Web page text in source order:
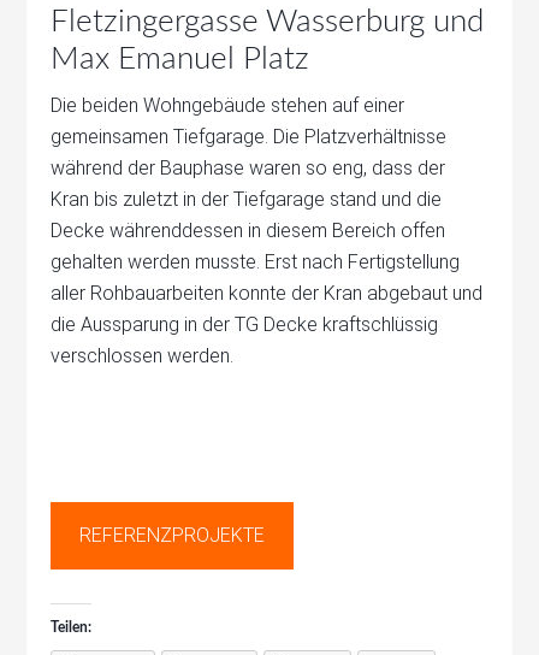
Fletzingergasse Wasserburg und
Max Emanuel Platz
Die beiden Wohngebäude stehen auf einer
gemeinsamen Tiefgarage. Die Platzverhältnisse
während der Bauphase waren so eng, dass der
Kran bis zuletzt in der Tiefgarage stand und die
Decke währenddessen in diesem Bereich offen
gehalten werden musste. Erst nach Fertigstellung
aller Rohbauarbeiten konnte der Kran abgebaut und
die Aussparung in der TG Decke kraftschlüssig
verschlossen werden.
REFERENZPROJEKTE
Teilen: